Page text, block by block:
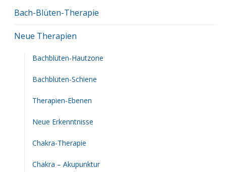
Bach-Blüten-Therapie
Neue Therapien
Bachblüten-Hautzone
Bachblüten-Schiene
Therapien-Ebenen
Neue Erkenntnisse
Chakra-Therapie
Chakra – Akupunktur